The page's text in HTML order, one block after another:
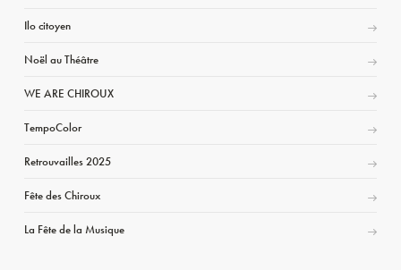
Ilo citoyen
Noël au Théâtre
WE ARE CHIROUX
TempoColor
Retrouvailles 2025
Fête des Chiroux
La Fête de la Musique